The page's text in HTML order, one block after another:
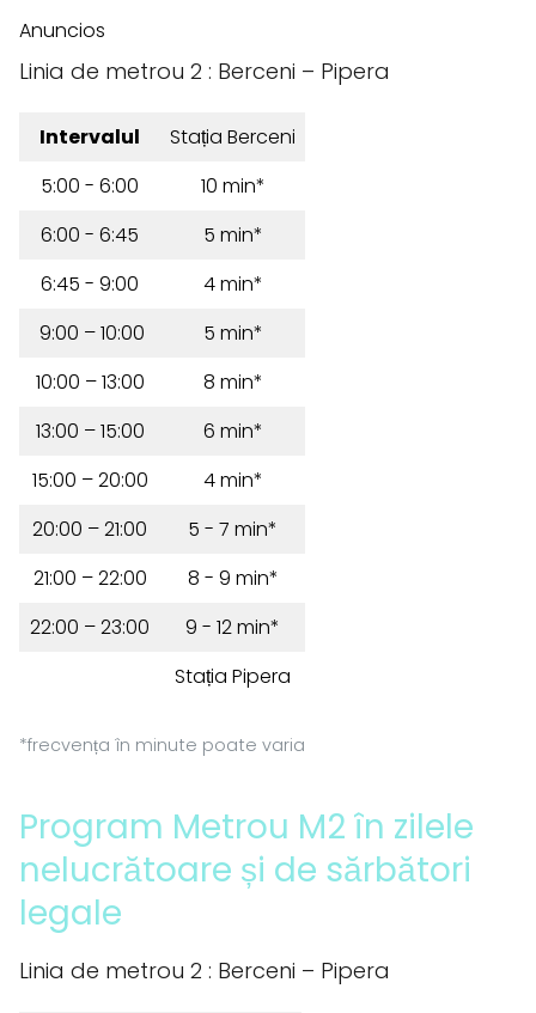
Anuncios
Linia de metrou 2 : Berceni – Pipera
Intervalul
Stația Berceni
5:00 - 6:00
10 min*
6:00 - 6:45
5 min*
6:45 - 9:00
4 min*
9:00 – 10:00
5 min*
10:00 – 13:00
8 min*
13:00 – 15:00
6 min*
15:00 – 20:00
4 min*
20:00 – 21:00
5 - 7 min*
21:00 – 22:00
8 - 9 min*
22:00 – 23:00
9 - 12 min*
Stația Pipera
*frecvența în minute poate varia
Program Metrou M2 în zilele
nelucrătoare și de sărbători
legale
Linia de metrou 2 : Berceni – Pipera